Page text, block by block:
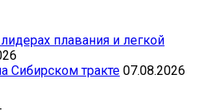
плавания и легкой
Сибирском тракте 07.08.2026